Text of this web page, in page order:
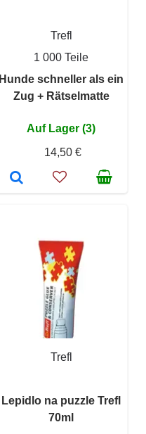
Trefl
1 000 Teile
Hunde schneller als ein
Zug + Rätselmatte
Auf Lager (3)
14,50 €
Trefl
Lepidlo na puzzle Trefl
70ml